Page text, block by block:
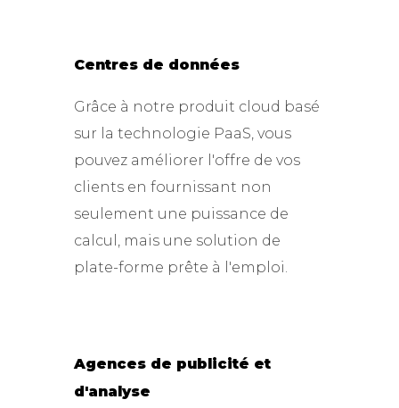
Centres de données
Grâce à notre produit cloud basé
sur la technologie PaaS, vous
pouvez améliorer l'offre de vos
clients en fournissant non
seulement une puissance de
calcul, mais une solution de
plate-forme prête à l'emploi.
Agences de publicité et
d'analyse